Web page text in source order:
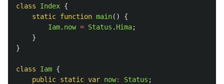
class Index {
static function main()
{
Iam. now = Status . Hima;
}
}
class Iam {
public static var now: Status ;